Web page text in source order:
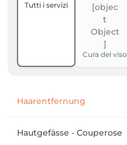
Tutti i servizi
Cura del viso
Haarentfernung
Hautgefässe - Couperose